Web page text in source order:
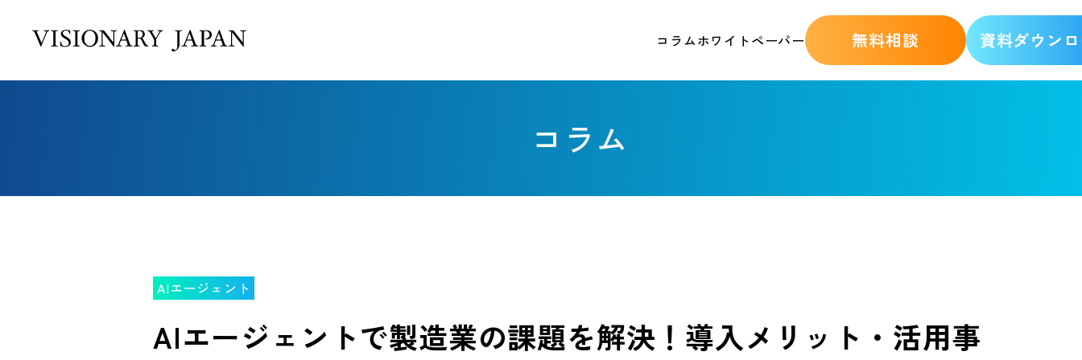
コラムホワイトペーパー 無料相談 資料ダウン
コラム
AIエージェント
AIエージェントで製造業の課題を解決！導入メリット・活用事